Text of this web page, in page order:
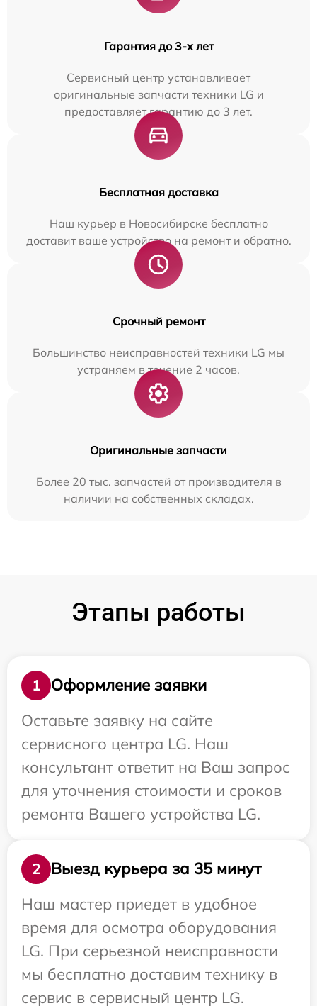
Гарантия до 3-х лет
Сервисный центр устанавливает
оригинальные запчасти техники LG и
предоставляет гарантию до 3 лет.
Бесплатная доставка
Наш курьер в Новосибирске бесплатно
доставит ваше устройство на ремонт и обратно.
Срочный ремонт
Большинство неисправностей техники LG мы
устраняем в течение 2 часов.
Оригинальные запчасти
Более 20 тыс. запчастей от производителя в
наличии на собственных складах.
Этапы работы
1
Оформление заявки
Оставьте заявку на сайте
сервисного центра LG. Наш
консультант ответит на Ваш запрос
для уточнения стоимости и сроков
ремонта Вашего устройства LG.
2
Выезд курьера за 35 минут
Наш мастер приедет в удобное
время для осмотра оборудования
LG. При серьезной неисправности
мы бесплатно доставим технику в
сервис в сервисный центр LG.